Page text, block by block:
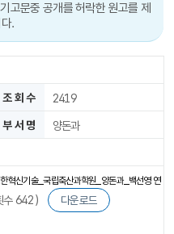
고문중 공개를 허락한 원고를 제
.
조 회 수 2419
부 서 명 양돈과
신기술_국립축산과학원_양돈과_백선영 연
수 642 ) 다운로드